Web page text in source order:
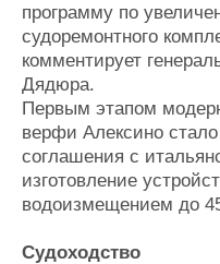
программу по
судоремонтного
комментирует
Дядюра.
Первым этапом
верфи Алексино
соглашения с
изготовление
водоизмещением до
Судоходство